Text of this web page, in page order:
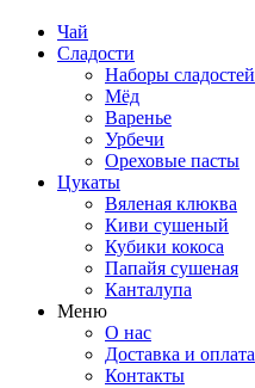
Чай
Сладости
Наборы сладостей
Мёд
Варенье
Урбечи
Ореховые пасты
Цукаты
Вяленая клюква
Киви сушеный
Кубики кокоса
Папайя сушеная
Канталупа
Меню
О нас
Доставка и оплата
Контакты